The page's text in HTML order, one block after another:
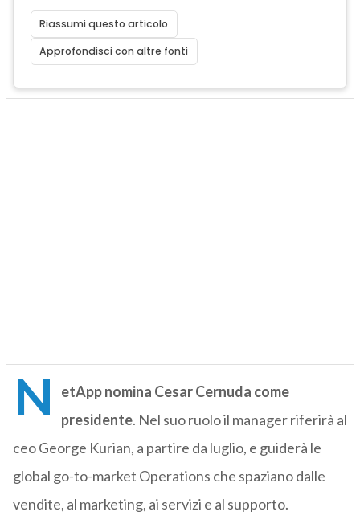
Riassumi questo articolo
Approfondisci con altre fonti
N
etApp nomina Cesar Cernuda come
presidente. Nel suo ruolo il manager riferirà al
ceo George Kurian, a partire da luglio, e guiderà le
global go-to-market Operations che spaziano dalle
vendite, al marketing, ai servizi e al supporto.